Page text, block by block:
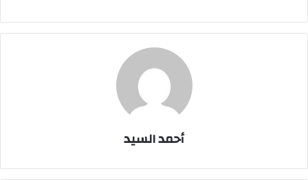
أحمد السيد